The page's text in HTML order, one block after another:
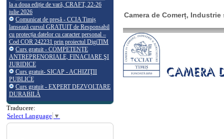
la a doua ediție de vară, CRAFT, 22-26
iulie 2026
Comunicat de presă - CCIA Timiș
lansează cursul GRATUIT de Responsabil
cu protecția datelor cu caracter personal –
Cod COR 242231 prin proiectul DigiTIM
Curs gratuit - COMPETENŢE
ANTREPRENORIALE, FINACIARE ŞI
JURIDICE
Curs gratuit- SICAP - ACHIZIŢII
PUBLICE
Curs gratuit - EXPERT DEZVOLTARE
DURABILĂ
Traducere:
Select Language ▼
Camera de Comerț,